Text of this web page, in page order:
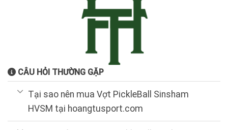
CÂU HỎI THƯỜNG GẶP
Tại sao nên mua Vợt PickleBall Sinsham
HVSM tại hoangtusport.com